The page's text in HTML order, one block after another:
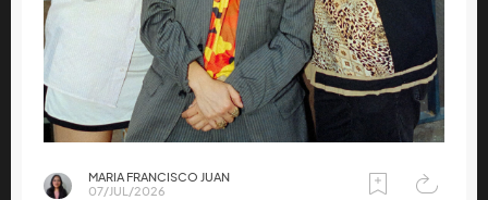
MARIA FRANCISCO JUAN
07/JUL/2026